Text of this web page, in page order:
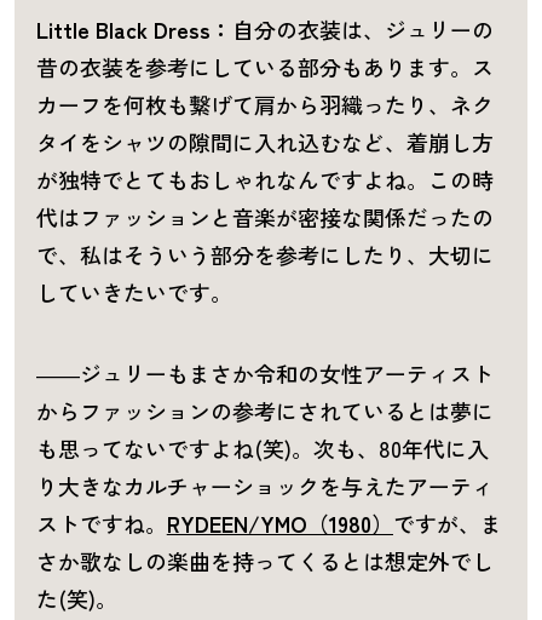
Little Black Dress： 自分の衣装は、ジュリーの
昔の衣装を参考にしている部分もあります。ス
カーフを何枚も繋げて肩から羽織ったり、ネク
タイをシャツの隙間に入れ込むなど、着崩し方
が独特でとてもおしゃれなんですよね。この時
代はファッションと音楽が密接な関係だったの
で、私はそういう部分を参考にしたり、大切に
していきたいです。
――ジュリーもまさか令和の女性アーティスト
からファッションの参考にされているとは夢に
も思ってないですよね(笑)。次も、80年代に入
り大きなカルチャーショックを与えたアーティ
ストですね。 RYDEEN/YMO（1980） ですが、ま
さか歌なしの楽曲を持ってくるとは想定外でし
た(笑)。